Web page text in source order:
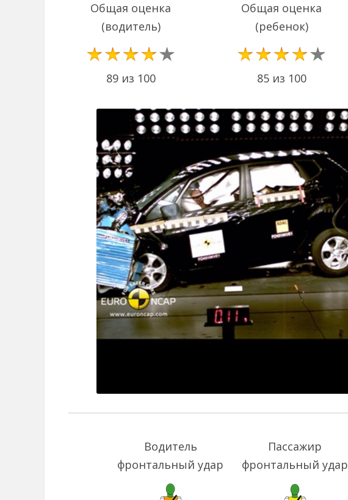
Общая оценка
(водитель)
89 из 100
Общая оценка
(ребенок)
85 из 100
Водитель
фронтальный удар
Пассажир
фронтальный удар